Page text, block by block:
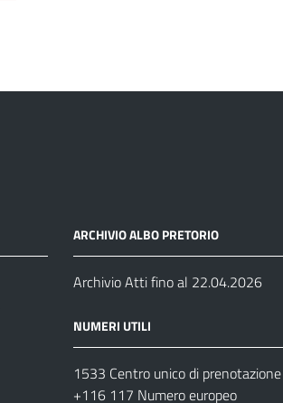
ARCHIVIO ALBO PRETORIO
Archivio Atti fino al 22.04.2026
NUMERI UTILI
1533 Centro unico di prenotazione
+116 117 Numero europeo